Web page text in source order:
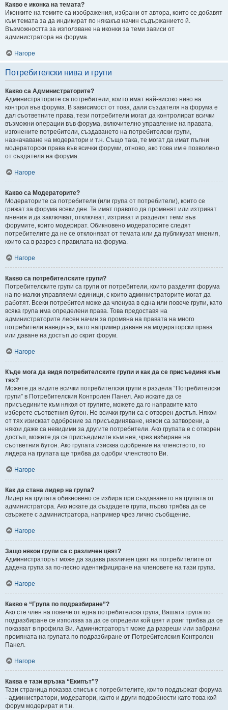
Какво е иконка на темата?
Иконките на темите са изображения, избрани от автора, които се добавят
към темата за да индикират по някакъв начин съдържанието й.
Възможността за използване на иконки за теми зависи от
администратора на форума.
Нагоре
Потребителски нива и групи
Какво са Администраторите?
Администраторите са потребители, които имат най-високо ниво на
контрол във форума. В зависимост от това, дали създателя на форума е
дал съответните права, тези потребители могат да контролират всички
възможни операции във форума, включително управление на правата,
изгонените потребители, създаването на потребителски групи,
назначаване на модератори и т.н. Също така, те могат да имат пълни
модераторски права във всички форуми, отново, ако това им е позволено
от създателя на форума.
Нагоре
Какво са Модераторите?
Модераторите са потребители (или група от потребители), които се
грижат за форума всеки ден. Те имат правото да променят или изтриват
мнения и да заключват, отключват, изтриват и разделят теми във
форумите, които модерират. Обикновено модераторите следят
потребителите да не се отклоняват от темата или да публикуват мнения,
които са в разрез с правилата на форума.
Нагоре
Какво са потребителските групи?
Потребителските групи са групи от потребители, които разделят форума
на по-малки управляеми единици, с които администраторите могат да
работят. Всеки потребител може да членува в една или повече групи, като
всяка група има определени права. Това предоставя на
администраторите лесен начин за промяна на правата на много
потребители наведнъж, като например даване на модераторски права
или даване на достъп до скрит форум.
Нагоре
Къде мога да видя потребителските групи и как да се присъединя към
тях?
Можете да видите всички потребителски групи в раздела “Потребителски
групи” в Потребителския Контролен Панел. Ако искате да се
присъедините към някоя от групите, можете да го направите като
изберете съответния бутон. Не всички групи са с отворен достъп. Някои
от тях изискват одобрение за присъединяване, някои са затворени, а
някои даже са невидими за другите потребители. Ако групата е с отворен
достъп, можете да се присъедините към нея, чрез избиране на
съответния бутон. Ако групата изисква одобрение на членството, то
лидера на групата ще трябва да одобри членството Ви.
Нагоре
Как да стана лидер на група?
Лидер на групата обикновено се избира при създаването на групата от
администратора. Ако искате да създадете група, първо трябва да се
свържете с администратора, например чрез лично съобщение.
Нагоре
Защо някои групи са с различен цвят?
Администраторът може да задава различен цвят на потребителите от
дадена група за по-лесно идентифициране на членовете на тази група.
Нагоре
Какво е “Група по подразбиране”?
Ако сте член на повече от една потребителска група, Вашата група по
подразбиране се използва за да се определи кой цвят и ранг трябва да се
показват в профила Ви. Администраторът може да разреши или забрани
промяната на групата по подразбиране от Потребителския Контролен
Панел.
Нагоре
Каква е тази връзка “Екипът”?
Тази страница показва списък с потребителите, които поддържат форума
- администратори, модератори, както и други подробности като това кой
форум модерират и т.н.